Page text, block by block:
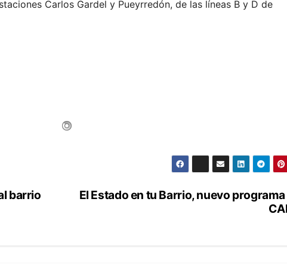
Carlos Gardel y Pueyrredón, de las líneas B y D de
El Estado en tu Barrio, nuevo programa
barrio